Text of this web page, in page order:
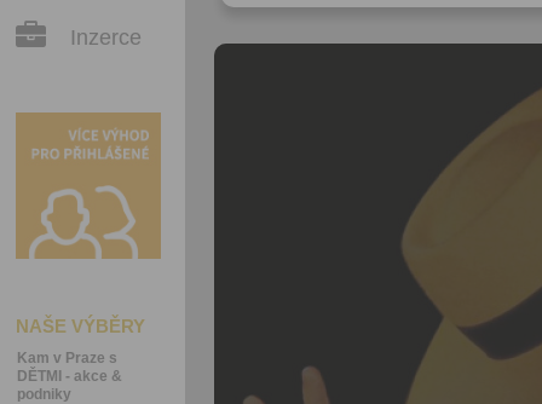
Inzerce
NAŠE VÝBĚRY
Kam v Praze s
DĚTMI - akce &
podniky